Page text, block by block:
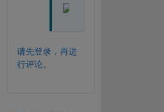
请先登录，再进
行评论。